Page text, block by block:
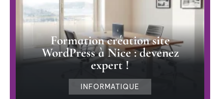
Formation création site
WordPress à Nice : devenez
expert !
INFORMATIQUE